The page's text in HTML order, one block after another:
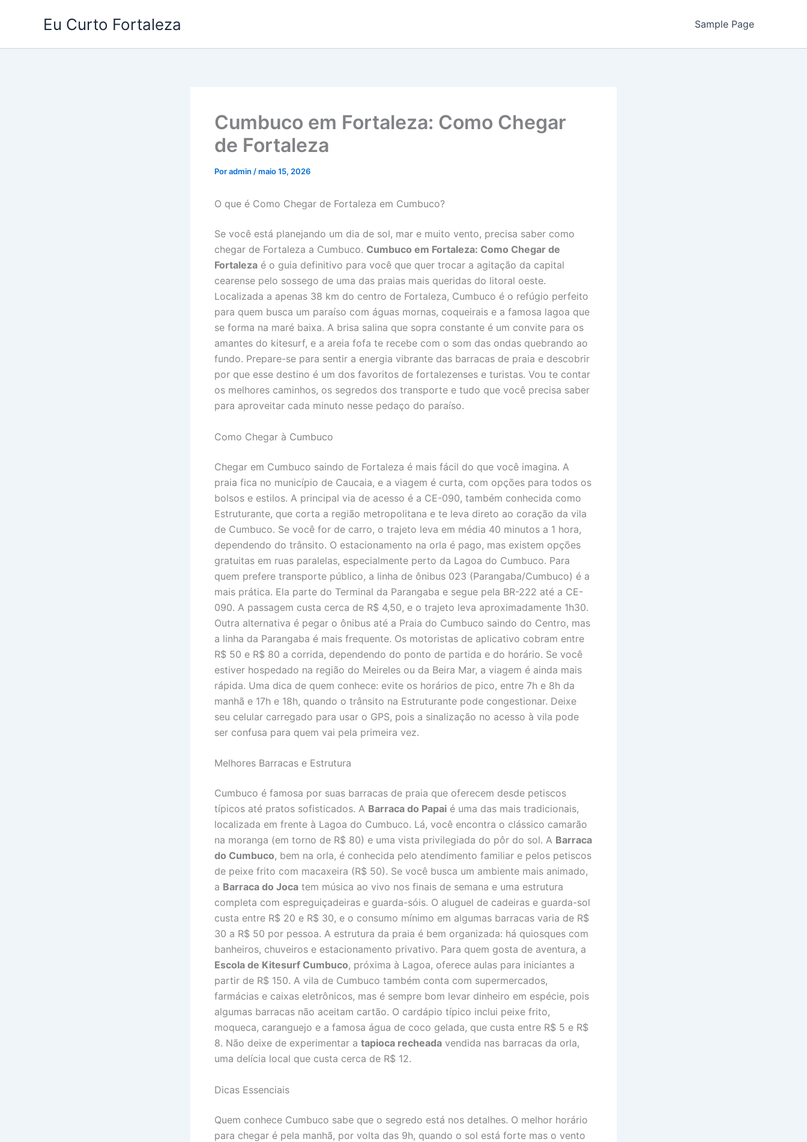
Eu Curto Fortaleza Sample Page
Cumbuco em Fortaleza: Como Chegar
de Fortaleza
Poradmin /maio 15, 2026
O que é Como Chegar de Fortaleza em Cumbuco?
Se você está planejando um dia de sol, mar e muito vento, precisa saber como
chegar de Fortaleza a Cumbuco. Cumbuco em Fortaleza: Como Chegar de
Fortaleza é o guia definitivo para você que quer trocar a agitação da capital
cearense pelo sossego de uma das praias mais queridas do litoral oeste.
Localizada a apenas 38 km do centro de Fortaleza, Cumbuco é o refúgio perfeito
para quem busca um paraíso com águas mornas, coqueirais e a famosa lagoa que
se forma na maré baixa. A brisa salina que sopra constante é um convite para os
amantes do kitesurf, e a areia fofa te recebe com o som das ondas quebrando ao
fundo. Prepare-se para sentir a energia vibrante das barracas de praia e descobrir
por que esse destino é um dos favoritos de fortalezenses e turistas. Vou te contar
os melhores caminhos, os segredos dos transporte e tudo que você precisa saber
para aproveitar cada minuto nesse pedaço do paraíso.
Como Chegar à Cumbuco
Chegar em Cumbuco saindo de Fortaleza é mais fácil do que você imagina. A
praia fica no município de Caucaia, e a viagem é curta, com opções para todos os
bolsos e estilos. A principal via de acesso é a CE-090, também conhecida como
Estruturante, que corta a região metropolitana e te leva direto ao coração da vila
de Cumbuco. Se você for de carro, o trajeto leva em média 40 minutos a 1 hora,
dependendo do trânsito. O estacionamento na orla é pago, mas existem opções
gratuitas em ruas paralelas, especialmente perto da Lagoa do Cumbuco. Para
quem prefere transporte público, a linha de ônibus 023 (Parangaba/Cumbuco) é a
mais prática. Ela parte do Terminal da Parangaba e segue pela BR-222 até a CE-
090. A passagem custa cerca de R$ 4,50, e o trajeto leva aproximadamente 1h30.
Outra alternativa é pegar o ônibus até a Praia do Cumbuco saindo do Centro, mas
a linha da Parangaba é mais frequente. Os motoristas de aplicativo cobram entre
R$ 50 e R$ 80 a corrida, dependendo do ponto de partida e do horário. Se você
estiver hospedado na região do Meireles ou da Beira Mar, a viagem é ainda mais
rápida. Uma dica de quem conhece: evite os horários de pico, entre 7h e 8h da
manhã e 17h e 18h, quando o trânsito na Estruturante pode congestionar. Deixe
seu celular carregado para usar o GPS, pois a sinalização no acesso à vila pode
ser confusa para quem vai pela primeira vez.
Melhores Barracas e Estrutura
Cumbuco é famosa por suas barracas de praia que oferecem desde petiscos
típicos até pratos sofisticados. A Barraca do Papai é uma das mais tradicionais,
localizada em frente à Lagoa do Cumbuco. Lá, você encontra o clássico camarão
na moranga (em torno de R$ 80) e uma vista privilegiada do pôr do sol. A Barraca
do Cumbuco, bem na orla, é conhecida pelo atendimento familiar e pelos petiscos
de peixe frito com macaxeira (R$ 50). Se você busca um ambiente mais animado,
a Barraca do Joca tem música ao vivo nos finais de semana e uma estrutura
completa com espreguiçadeiras e guarda-sóis. O aluguel de cadeiras e guarda-sol
custa entre R$ 20 e R$ 30, e o consumo mínimo em algumas barracas varia de R$
30 a R$ 50 por pessoa. A estrutura da praia é bem organizada: há quiosques com
banheiros, chuveiros e estacionamento privativo. Para quem gosta de aventura, a
Escola de Kitesurf Cumbuco, próxima à Lagoa, oferece aulas para iniciantes a
partir de R$ 150. A vila de Cumbuco também conta com supermercados,
farmácias e caixas eletrônicos, mas é sempre bom levar dinheiro em espécie, pois
algumas barracas não aceitam cartão. O cardápio típico inclui peixe frito,
moqueca, caranguejo e a famosa água de coco gelada, que custa entre R$ 5 e R$
8. Não deixe de experimentar a tapioca recheada vendida nas barracas da orla,
uma delícia local que custa cerca de R$ 12.
Dicas Essenciais
Quem conhece Cumbuco sabe que o segredo está nos detalhes. O melhor horário
para chegar é pela manhã, por volta das 9h, quando o sol está forte mas o vento